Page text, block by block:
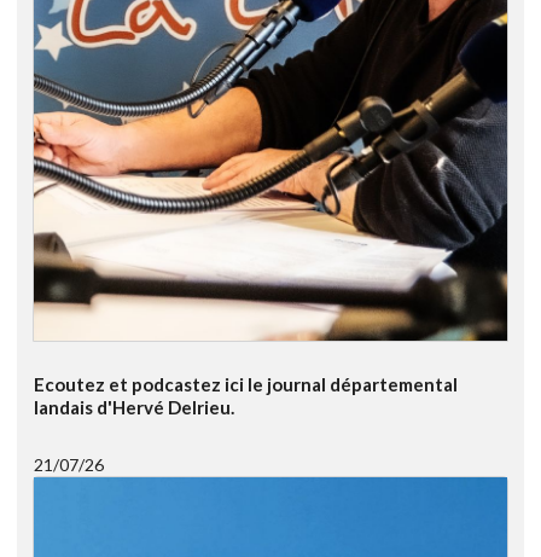
Ecoutez et podcastez ici le journal départemental
landais d'Hervé Delrieu.
21/07/26